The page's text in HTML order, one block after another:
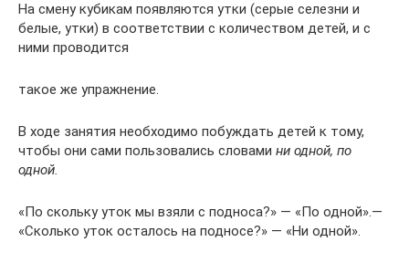
На смену кубикам появляются утки (серые селезни и
белые, утки) в соответствии с количеством детей, и с
ними проводится
такое же упражнение.
В ходе занятия необходимо побуждать детей к тому,
чтобы они сами пользовались словами ни одной, по
одной.
«По скольку уток мы взяли с подноса?» — «По одной».—
«Сколько уток оста­лось на подносе?» — «Ни одной».